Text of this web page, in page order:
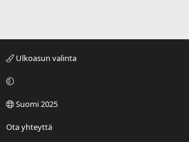
Ulkoasun valinta
Suomi 2025
Ota yhteyttä